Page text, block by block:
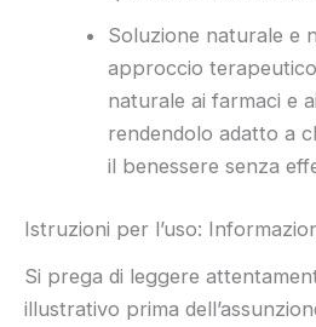
Soluzione naturale e
approccio
naturale ai farmaci e
rendendolo adatto a
il benessere senza
Istruzioni per l’uso:
Si prega di leggere
illustrativo prima